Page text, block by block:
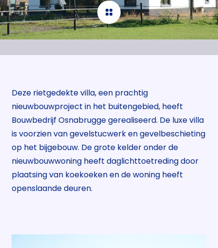
Deze rietgedekte villa, een prachtig
nieuwbouwproject in het buitengebied, heeft
Bouwbedrijf Osnabrugge gerealiseerd. De luxe villa
is voorzien van gevelstucwerk en gevelbeschieting
op het bijgebouw. De grote kelder onder de
nieuwbouwwoning heeft daglichttoetreding door
plaatsing van koekoeken en de woning heeft
openslaande deuren.